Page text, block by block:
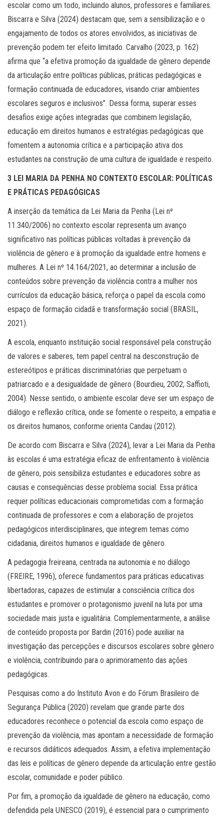
escolar como um todo, incluindo alunos, professores e familiares.
Biscarra e Silva (2024) destacam que, sem a sensibilização e o
engajamento de todos os atores envolvidos, as iniciativas de
prevenção podem ter efeito limitado. Carvalho (2023, p. 162)
afirma que “a efetiva promoção da igualdade de gênero depende
da articulação entre políticas públicas, práticas pedagógicas e
formação continuada de educadores, visando criar ambientes
escolares seguros e inclusivos”. Dessa forma, superar esses
desafios exige ações integradas que combinem legislação,
educação em direitos humanos e estratégias pedagógicas que
fomentem a autonomia crítica e a participação ativa dos
estudantes na construção de uma cultura de igualdade e respeito.
3 LEI MARIA DA PENHA NO CONTEXTO ESCOLAR: POLÍTICAS
E PRÁTICAS PEDAGÓGICAS
A inserção da temática da Lei Maria da Penha (Lei nº
11.340/2006) no contexto escolar representa um avanço
significativo nas políticas públicas voltadas à prevenção da
violência de gênero e à promoção da igualdade entre homens e
mulheres. A Lei nº 14.164/2021, ao determinar a inclusão de
conteúdos sobre prevenção da violência contra a mulher nos
currículos da educação básica, reforça o papel da escola como
espaço de formação cidadã e transformação social (BRASIL,
2021).
A escola, enquanto instituição social responsável pela construção
de valores e saberes, tem papel central na desconstrução de
estereótipos e práticas discriminatórias que perpetuam o
patriarcado e a desigualdade de gênero (Bourdieu, 2002; Saffioti,
2004). Nesse sentido, o ambiente escolar deve ser um espaço de
diálogo e reflexão crítica, onde se fomente o respeito, a empatia e
os direitos humanos, conforme orienta Candau (2012).
De acordo com Biscarra e Silva (2024), levar a Lei Maria da Penha
às escolas é uma estratégia eficaz de enfrentamento à violência
de gênero, pois sensibiliza estudantes e educadores sobre as
causas e consequências desse problema social. Essa prática
requer políticas educacionais comprometidas com a formação
continuada de professores e com a elaboração de projetos
pedagógicos interdisciplinares, que integrem temas como
cidadania, direitos humanos e igualdade de gênero.
A pedagogia freireana, centrada na autonomia e no diálogo
(FREIRE, 1996), oferece fundamentos para práticas educativas
libertadoras, capazes de estimular a consciência crítica dos
estudantes e promover o protagonismo juvenil na luta por uma
sociedade mais justa e igualitária. Complementarmente, a análise
de conteúdo proposta por Bardin (2016) pode auxiliar na
investigação das percepções e discursos escolares sobre gênero
e violência, contribuindo para o aprimoramento das ações
pedagógicas.
Pesquisas como a do Instituto Avon e do Fórum Brasileiro de
Segurança Pública (2020) revelam que grande parte dos
educadores reconhece o potencial da escola como espaço de
prevenção da violência, mas apontam a necessidade de formação
e recursos didáticos adequados. Assim, a efetiva implementação
das leis e políticas de gênero depende da articulação entre gestão
escolar, comunidade e poder público.
Por fim, a promoção da igualdade de gênero na educação, como
defendida pela UNESCO (2019), é essencial para o cumprimento